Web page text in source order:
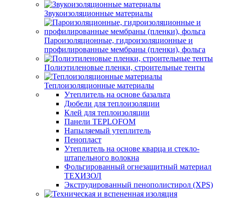
Звукоизоляционные материалы
Пароизоляционные, гидроизоляционные и
профилированные мембраны (пленки), фольга
Полиэтиленовые пленки, строительные тенты
Теплоизоляционные материалы
Утеплитель на основе базальта
Дюбели для теплоизоляции
Клей для теплоизоляции
Панели TEPLOFOM
Напыляемый утеплитель
Пенопласт
Утеплитель на основе кварца и стекло-
штапельного волокна
Фольгированный огнезащитный материал
ТЕХИЗОЛ
Экструдированный пенополистирол (XPS)